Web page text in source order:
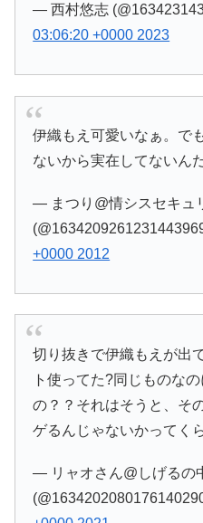
— 西村悠志
03:06:20 +0000 2023
伊織もえ可愛いなぁ。で
ないから実在してないん
— まつり@情シスセキュ
+0000 2012
切り抜きで伊織もえが出
ト使ってた?同じものな
の？？それはそうと、そ
ゲるんじゃないかってく
— リャオさん@しげるの